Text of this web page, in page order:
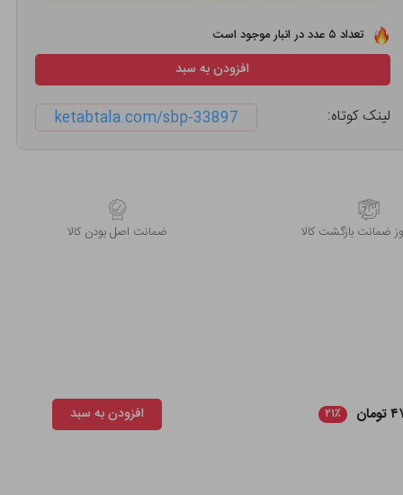
تعداد ۵ عدد در انبار موجود است
افزودن به سبد
لینک کوتاه: ketabtala.com/sbp-33897
ضمانت بازگشت کالا ﺿﻤﺎﻧﺖ اﺻﻞ ﺑﻮدن ﮐﺎﻟﺎ
۲۱٪ افزودن به سبد